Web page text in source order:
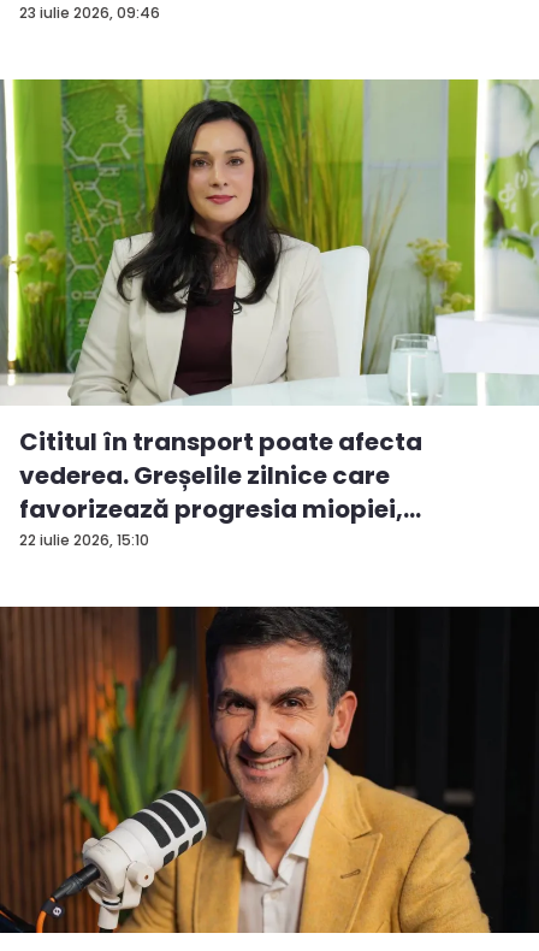
23 iulie 2026, 09:46
22 iulie 2026, 15:10
Cititul în transport poate afecta
vederea. Greșelile zilnice care
favorizează progresia miopiei,
potrivit...